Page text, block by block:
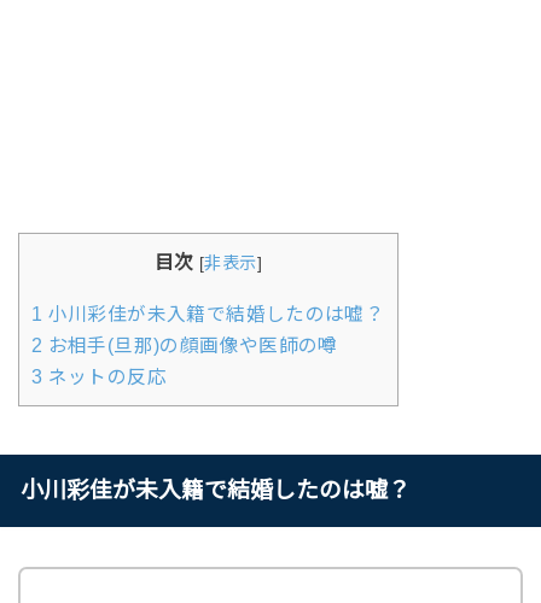
目次 [非表示]
1 小川彩佳が未入籍で結婚したのは嘘？
2 お相手(旦那)の顔画像や医師の噂
3 ネットの反応
小川彩佳が未入籍で結婚したのは嘘？